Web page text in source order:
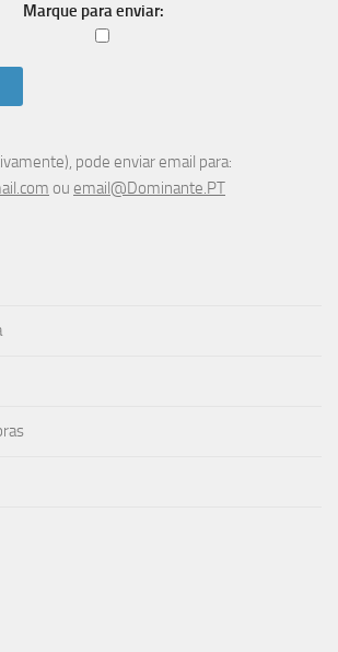
Marque para enviar:
pode enviar email para:
ou email@Dominante.PT